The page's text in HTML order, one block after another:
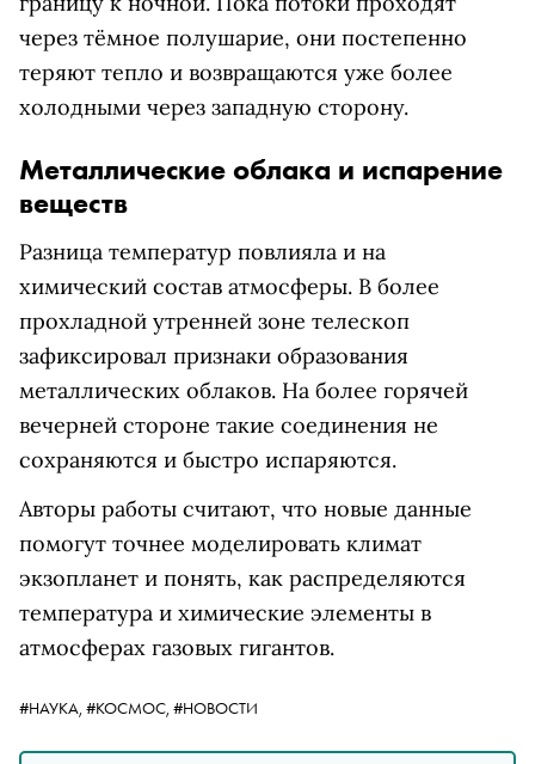
через тёмное полушарие, они постепенно
теряют тепло и возвращаются уже более
холодными через западную сторону.
Металлические облака и испарение
веществ
Разница температур повлияла и на
химический состав атмосферы. В более
прохладной утренней зоне телескоп
зафиксировал признаки образования
металлических облаков. На более горячей
вечерней стороне такие соединения не
сохраняются и быстро испаряются.
Авторы работы считают, что новые данные
помогут точнее моделировать климат
экзопланет и понять, как распределяются
температура и химические элементы в
атмосферах газовых гигантов.
#НАУКА, #КОСМОС, #НОВОСТИ